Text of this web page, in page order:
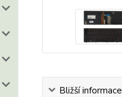
Bližší informace